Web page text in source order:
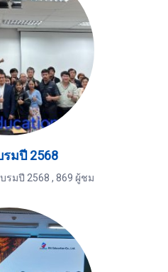
รมปี 2568
รมปี 2568 , 869 ผู้ชม